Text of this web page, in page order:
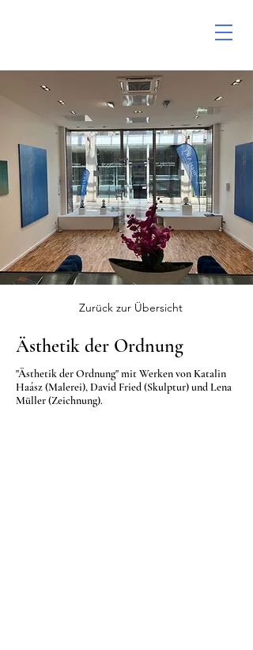
Zurück zur Übersicht
Ästhetik der Ordnung
"Ästhetik der Ordnung" mit Werken von Katalin
Haász (Malerei), David Fried (Skulptur) und Lena
Müller (Zeichnung).